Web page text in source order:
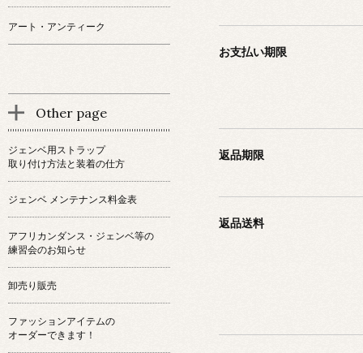
お支払い期限
返品期限
返品送料
アート・アンティーク
Other page
ジェンベ用ストラップ
取り付け方法と装着の仕方
ジェンベ メンテナンス料金表
アフリカンダンス・ジェンベ等の
練習会のお知らせ
卸売り販売
ファッションアイテムの
オーダーできます！